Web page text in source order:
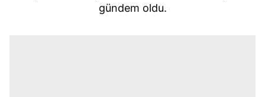
gündem oldu.